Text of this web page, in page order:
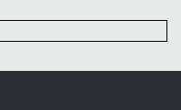
আদালতে তলব